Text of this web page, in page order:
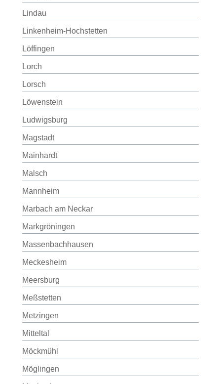
Lindau
Linkenheim-Hochstetten
Löffingen
Lorch
Lorsch
Löwenstein
Ludwigsburg
Magstadt
Mainhardt
Malsch
Mannheim
Marbach am Neckar
Markgröningen
Massenbachhausen
Meckesheim
Meersburg
Meßstetten
Metzingen
Mitteltal
Möckmühl
Möglingen